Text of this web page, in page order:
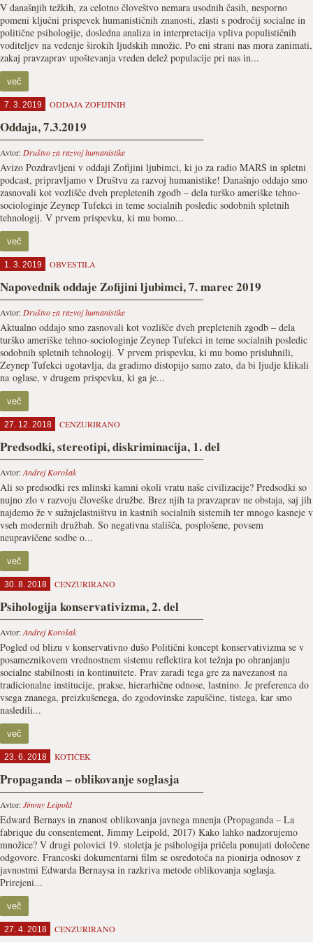
V današnjih težkih, za celotno človeštvo nemara usodnih časih, nesporno
pomeni ključni prispevek humanističnih znanosti, zlasti s področij socialne in
politične psihologije, dosledna analiza in interpretacija vpliva populističnih
voditeljev na vedenje širokih ljudskih množic. Po eni strani nas mora zanimati,
zakaj pravzaprav upoštevanja vreden delež populacije pri nas in...
več
7. 3. 2019 ODDAJA ZOFIJINIH
Oddaja, 7.3.2019
Avtor: Društvo za razvoj humanistike
Avizo Pozdravljeni v oddaji Zofijini ljubimci, ki jo za radio MARŠ in spletni
podcast, pripravljamo v Društvu za razvoj humanistike! Današnjo oddajo smo
zasnovali kot vozlišče dveh prepletenih zgodb – dela turško ameriške tehno-
sociologinje Zeynep Tufekci in teme socialnih posledic sodobnih spletnih
tehnologij. V prvem prispevku, ki mu bomo...
več
1. 3. 2019 OBVESTILA
Napovednik oddaje Zofijini ljubimci, 7. marec 2019
Avtor: Društvo za razvoj humanistike
Aktualno oddajo smo zasnovali kot vozlišče dveh prepletenih zgodb – dela
turško ameriške tehno-sociologinje Zeynep Tufekci in teme socialnih posledic
sodobnih spletnih tehnologij. V prvem prispevku, ki mu bomo prisluhnili,
Zeynep Tufekci ugotavlja, da gradimo distopijo samo zato, da bi ljudje klikali
na oglase, v drugem prispevku, ki ga je...
več
27. 12. 2018 CENZURIRANO
Predsodki, stereotipi, diskriminacija, 1. del
Avtor:Andrej Korošak
Ali so predsodki res mlinski kamni okoli vratu naše civilizacije? Predsodki so
nujno zlo v razvoju človeške družbe. Brez njih ta pravzaprav ne obstaja, saj jih
najdemo že v sužnjelastništvu in kastnih socialnih sistemih ter mnogo kasneje v
vseh modernih družbah. So negativna stališča, posplošene, povsem
neupravičene sodbe o...
več
30. 8. 2018 CENZURIRANO
Psihologija konservativizma, 2. del
Avtor:Andrej Korošak
Pogled od blizu v konservativno dušo Politični koncept konservativizma se v
posameznikovem vrednostnem sistemu reflektira kot težnja po ohranjanju
socialne stabilnosti in kontinuitete. Prav zaradi tega gre za navezanost na
tradicionalne institucije, prakse, hierarhične odnose, lastnino. Je preferenca do
vsega znanega, preizkušenega, do zgodovinske zapuščine, tistega, kar smo
nasledili...
več
23. 6. 2018 KOTIČEK
Propaganda – oblikovanje soglasja
Avtor:Jimmy Leipold
Edward Bernays in znanost oblikovanja javnega mnenja (Propaganda – La
fabrique du consentement, Jimmy Leipold, 2017) Kako lahko nadzorujemo
množice? V drugi polovici 19. stoletja je psihologija pričela ponujati določene
odgovore. Francoski dokumentarni film se osredotoča na pionirja odnosov z
javnostmi Edwarda Bernaysa in razkriva metode oblikovanja soglasja.
Prirejeni...
več
27. 4. 2018 CENZURIRANO